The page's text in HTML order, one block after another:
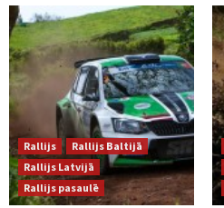
Rallijs
Rallijs Baltijā
Rallijs Latvijā
Rallijs pasaulē